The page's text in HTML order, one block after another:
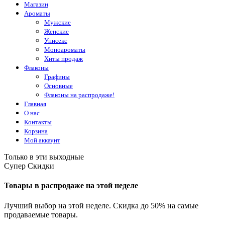
Магазин
Ароматы
Мужские
Женские
Унисекс
Моноароматы
Хиты продаж
Флаконы
Графины
Основные
Флаконы на распродаже!
Главная
О нас
Контакты
Корзина
Мой аккаунт
Только в эти выходные
Супер Скидки
Товары в распродаже на этой неделе
Лучший выбор на этой неделе. Скидка до 50% на самые
продаваемые товары.